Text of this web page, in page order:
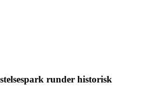
runder historisk